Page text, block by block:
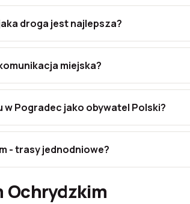
droga jest najlepsza?
miejska?
Pogradec jako obywatel Polski?
- trasy jednodniowe?
Ochrydzkim